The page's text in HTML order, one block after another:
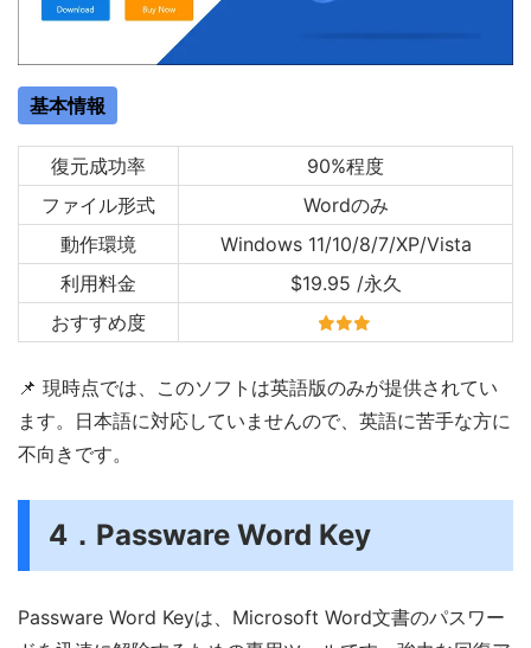
基本情報
復元成功率
90%程度
ファイル形式
Wordのみ
動作環境
Windows 11/10/8/7/XP/Vista
利用料金
$19.95 /永久
おすすめ度
📌 現時点では、このソフトは英語版のみが提供されてい
ます。日本語に対応していませんので、英語に苦手な方に
不向きです。
4．Passware Word Key
Passware Word Keyは、Microsoft Word文書のパスワー